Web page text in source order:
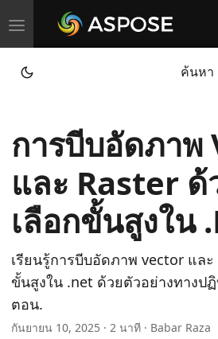
T
o
g
e
n
a
i
g
a
ค้นหา
การบีบอัดภาพ
และ Raster ด้
เลือกขั้นสูงใน
เรียนรู้การบีบอัดภาพ vector แล
ขั้นสูงใน .net ด้วยตัวอย่างทาง
ตอน.
กันยายน 10, 2025 · 2 นาที · Babar Raza